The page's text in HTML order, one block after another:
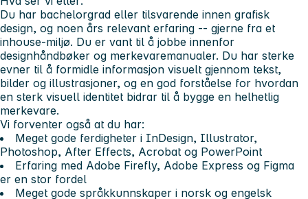
Du har bachelorgrad eller tilsvarende innen grafisk
design, og noen års relevant erfaring -- gjerne fra et
inhouse-miljø. Du er vant til å jobbe innenfor
designhåndbøker og merkevaremanualer. Du har sterke
evner til å formidle informasjon visuelt gjennom tekst,
bilder og illustrasjoner, og en god forståelse for hvordan
en sterk visuell identitet bidrar til å bygge en helhetlig
merkevare.
Vi forventer også at du har:
Meget gode ferdigheter i InDesign, Illustrator,
Photoshop, After Effects, Acrobat og PowerPoint
Erfaring med Adobe Firefly, Adobe Express og Figma
er en stor fordel
Meget gode språkkunnskaper i norsk og engelsk